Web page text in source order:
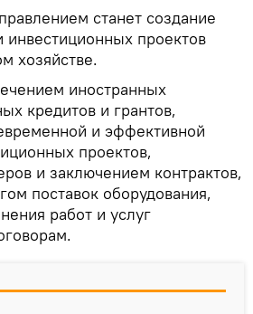
станет создание
инвестиционных проектов
хозяйстве.
иностранных
кредитов и грантов,
и эффективной
проектов,
и заключением контрактов,
поставок оборудования,
работ и услуг